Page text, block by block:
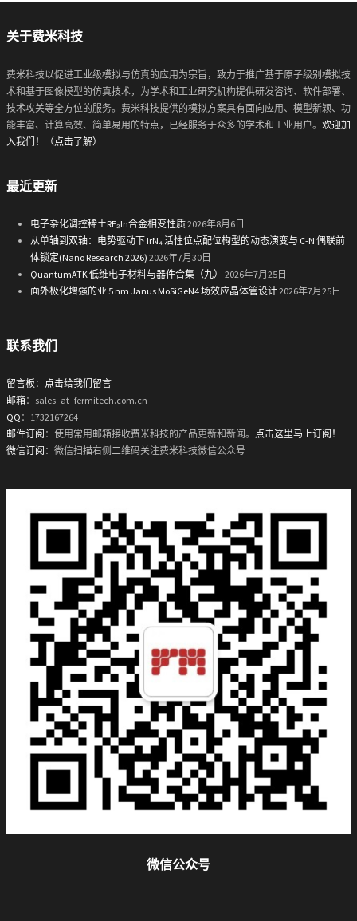
关于费米科技
费米科技以促进工业级模拟与仿真的应用为宗旨，致力于推广基于原子级别模拟技
术和基于图像模型的仿真技术，为学术和工业研究机构提供研发咨询、软件部署、
技术攻关等全方位的服务。费米科技提供的模拟方案具有面向应用、模型新颖、功
能丰富、计算高效、简单易用的特点，已经服务于众多的学术和工业用户。 欢迎加
入我们！（点击了解）
最近更新
电子杂化调控稀土RE₂In合金相变性质2026年8月6日
从单轴到双轴：电势驱动下 IrN₄ 活性位点配位构型的动态演变与 C-N 偶联前
体锁定(Nano Research 2026) 2026年7月30日
QuantumATK 低维电子材料与器件合集（九）
2026年7月25日
面外极化增强的亚 5 nm Janus MoSiGeN4 场效应晶体管设计2026年7月25日
联系我们
留言板 ： 点击给我们留言
邮箱：sales_at_fermitech.com.cn
QQ ：1732167264
邮件订阅 ：使用常用邮箱接收费米科技的产品更新和新闻。 点击这里马上订阅！
微信订阅 ：微信扫描右侧二维码关注费米科技微信公众号
微信公众号